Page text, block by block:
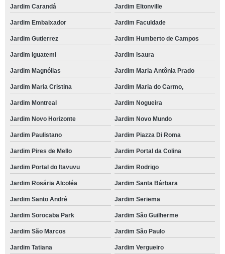
Jardim Carandá Jardim Eltonville
Jardim Embaixador Jardim Faculdade
Jardim Gutierrez Jardim Humberto de Campos
Jardim Iguatemi Jardim Isaura
Jardim Magnólias Jardim Maria Antônia Prado
Jardim Maria Cristina Jardim Maria do Carmo,
Jardim Montreal Jardim Nogueira
Jardim Novo Horizonte Jardim Novo Mundo
Jardim Paulistano Jardim Piazza Di Roma
Jardim Pires de Mello Jardim Portal da Colina
Jardim Portal do Itavuvu Jardim Rodrigo
Jardim Rosária Alcoléa Jardim Santa Bárbara
Jardim Santo André Jardim Seriema
Jardim Sorocaba Park Jardim São Guilherme
Jardim São Marcos Jardim São Paulo
Jardim Tatiana Jardim Vergueiro